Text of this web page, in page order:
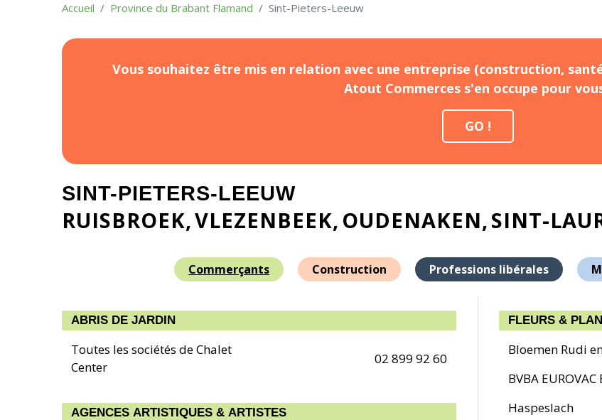
Accueil Province du Brabant Flamand Sint-Pieters-Leeuw
Vous souhaitez être mis en relation avec une entreprise (construction,
Atout Commerces s'en occupe pour
GO !
SINT-PIETERS-LEEUW
RUISBROEK VLEZENBEEK OUDENAKEN SINT-
Commerçants Construction Professions libérales
ABRIS DE JARDIN
Toutes les sociétés de Chalet
Center
02 899 92 60
AGENCES ARTISTIQUES & ARTISTES
FLEURS &
Bloemen Rudi
BVBA EUROVAC
Haspeslach